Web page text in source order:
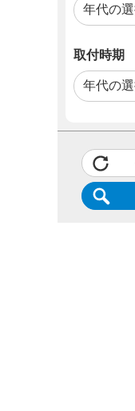
取付時期